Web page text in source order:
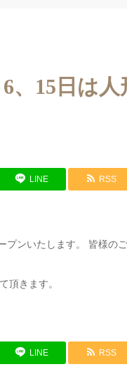
6、15日は
LINE RSS
ンいたします。 皆様の
頂きます。
LINE RSS